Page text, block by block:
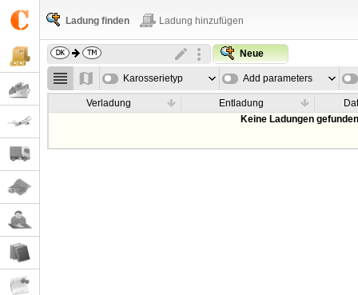
Ladung finden Ladung hinzufügen
Neue
Karosserietyp Add parameters
Verladung Entladung
Keine Ladungen